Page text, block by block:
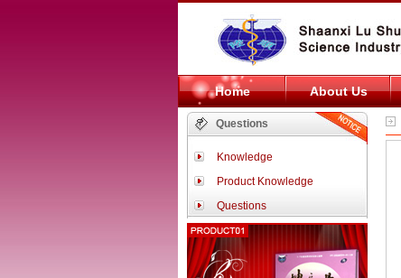
Home About Us
Questions
Knowledge
Product Knowledge
Questions